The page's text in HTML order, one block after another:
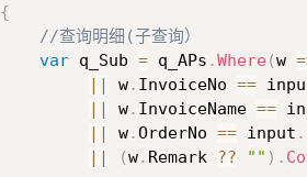
{
//查询明细(子查询）
var q_Sub = q_APs .Where(w
||
w. InvoiceNo ==
||
w. InvoiceName ==
||
w.OrderNo == input .
||
(w. Remark ?? "" ) .